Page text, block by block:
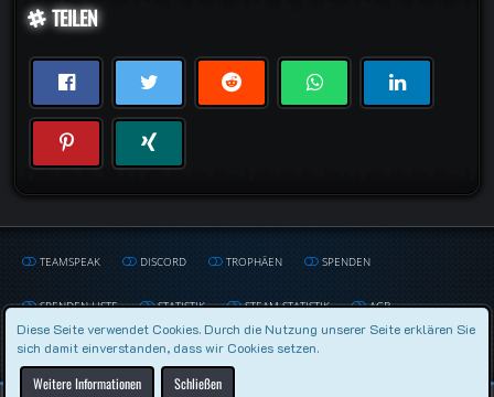
TEILEN
TEAMSPEAK DISCORD TROPHÄEN SPENDEN
SPENDEN LISTE STATISTIK STEAM STATISTIK AGB
DATENSCHUTZERKLÄRUNG IMPRESSUM
Diese Seite verwendet Cookies. Durch die Nutzung unserer Seite erklären Sie
sich damit einverstanden, dass wir Cookies setzen.
Weitere Informationen Schließen